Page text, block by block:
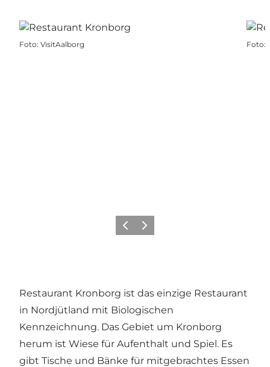
Foto: VisitAalborg Foto:
ZurückWeiter
Restaurant Kronborg ist das einzige Restaurant
in Nordjütland mit Biologischen
Kennzeichnung. Das Gebiet um Kronborg
herum ist Wiese für Aufenthalt und Spiel. Es
gibt Tische und Bänke für mitgebrachtes Essen